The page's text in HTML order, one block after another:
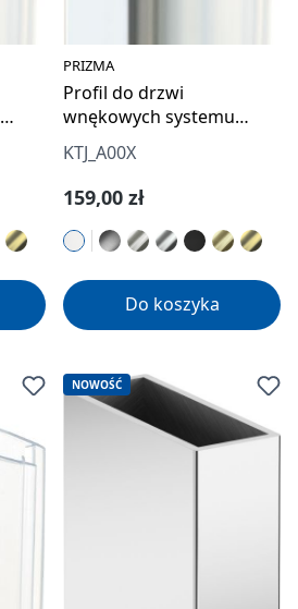
PRIZMA
Profil do drzwi
wnękowych systemu
Prizma
KTJ_A00X
Cena regularna:
159,00 zł
Do koszyka
NOWOŚĆ